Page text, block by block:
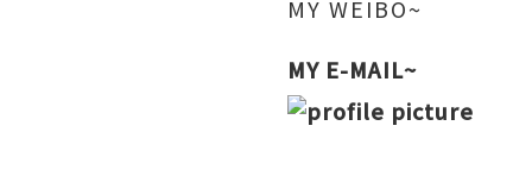
MY WEIBO~
MY E-MAIL~